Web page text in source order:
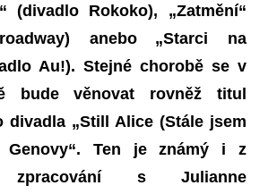
(divadlo Rokoko), „Zatmění“
anebo
„Starci na
Au!). Stejné chorobě se v
bude věnovat rovněž titul
divadla „Still Alice (Stále jsem
Ten je známý i z
zpracování s Julianne